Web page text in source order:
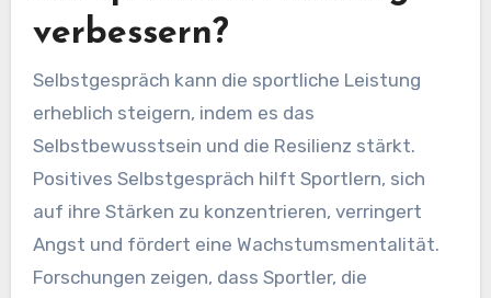
verbessern?
Selbstgespräch kann die sportliche Leistung
erheblich steigern, indem es das
Selbstbewusstsein und die Resilienz stärkt.
Positives Selbstgespräch hilft Sportlern, sich
auf ihre Stärken zu konzentrieren, verringert
Angst und fördert eine Wachstumsmentalität.
Forschungen zeigen, dass Sportler, die